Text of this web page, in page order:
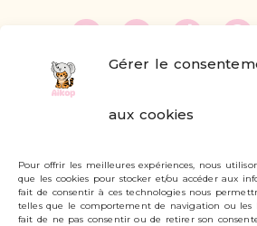
Gérer le
aux cookies
Pour offrir les meilleures expériences, nous
que les cookies pour stocker et/ou accéder aux
fait de consentir à ces technologies nous
telles que le comportement de navigation ou les
fait de ne pas consentir ou de retirer son
Livraisons et retours
Mon compte